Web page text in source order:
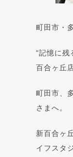
町田市・
“記憶に
百合ヶ丘
町田市、
さまへ。
新百合ヶ
イフスタ